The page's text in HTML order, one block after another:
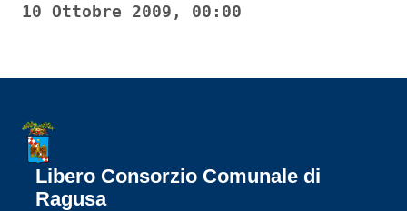
10 Ottobre 2009, 00:00
Libero Consorzio Comunale di
Ragusa